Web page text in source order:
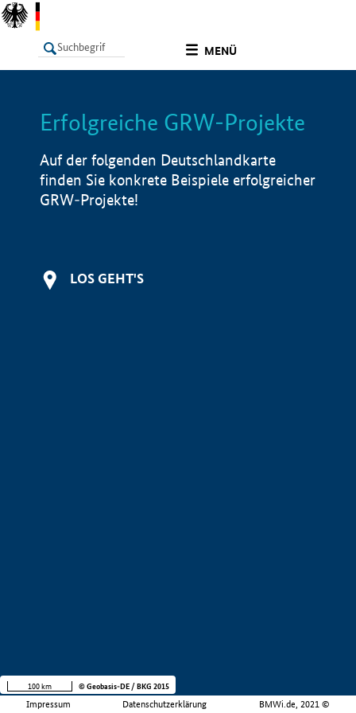
MENÜ
LISTE Info
Erfolgreiche GRW-Projekte
Auf der folgenden Deutschlandkarte
finden Sie konkrete Beispiele erfolgreicher
GRW-Projekte!
LOS GEHT'S
Impressum Datenschutzerklärung BMWi.de, 2021 ©
100 km © Geobasis-DE / BKG 2015